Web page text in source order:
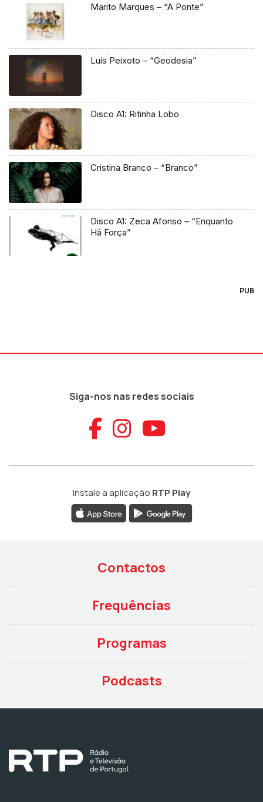
Marito Marques – “A Ponte”
Luís Peixoto – “Geodesia”
Disco A1: Ritinha Lobo
Cristina Branco – “Branco”
Disco A1: Zeca Afonso – “Enquanto
Há Força”
PUB
Siga-nos nas redes sociais
Aceder ao
Aceder ao
Aceder
Instale a aplicação RTP Play
Contactos
Frequências
Programas
Podcasts